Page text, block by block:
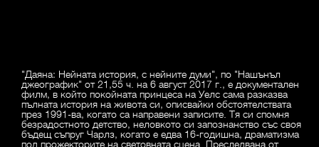
"Даяна: Нейната история, с нейните думи", по "Нашънъл
джеографик" от 21,55 ч. на 6 август 2017 г., е документален
филм, в който покойната принцеса на Уелс сама разказва
пълната история на живота си, описвайки обстоятелствата
през 1991-ва, когато са направени записите. Тя си спомня
безрадостното детство, неловкото си запознанство със своя
бъдещ съпруг Чарлз, когато е едва 16-годишна, драматизма
под прожекторите на световната сцена. Преследвана от